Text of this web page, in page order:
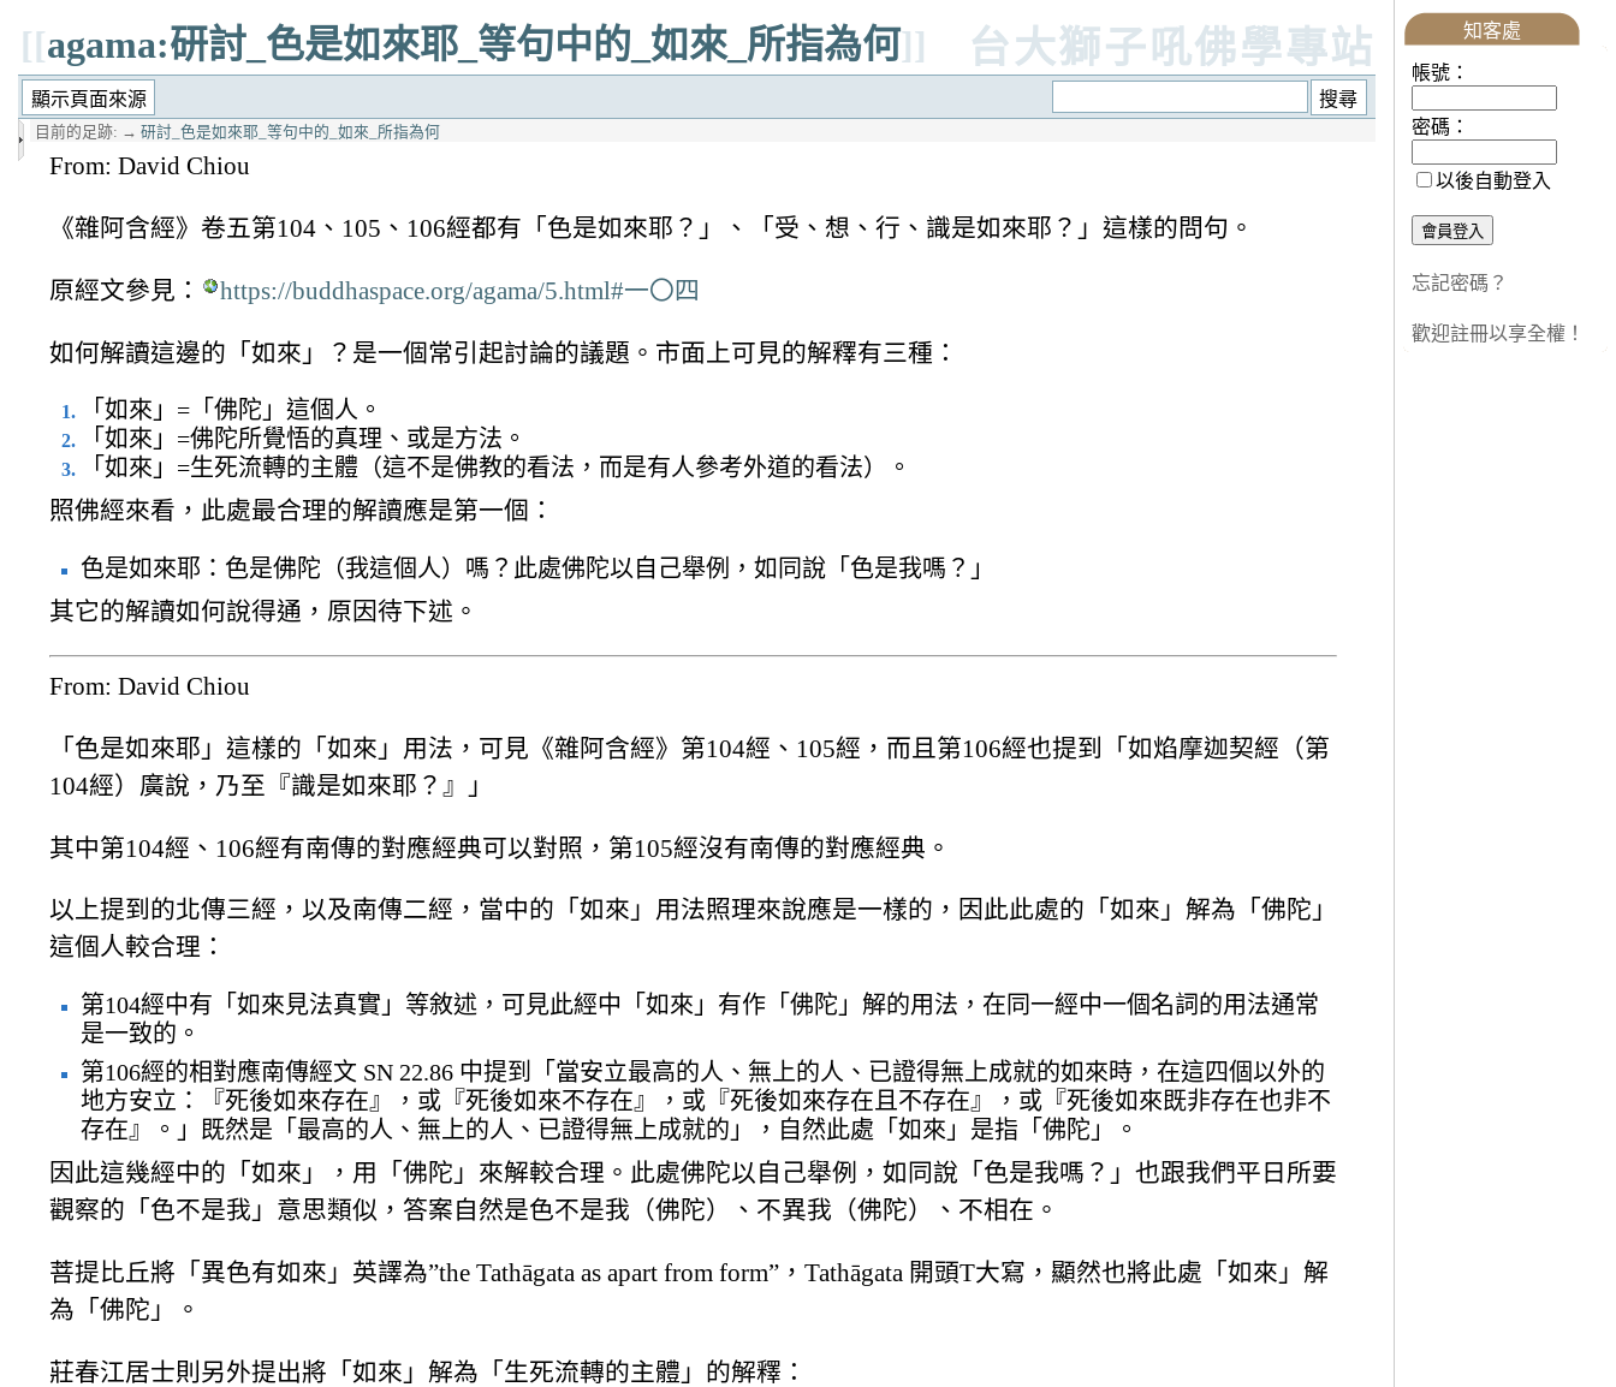
[[agama:研討_色是如來耶_等句中的_如來_所指為何]] 台大獅子吼佛學專站
目前的足跡: → 研討_色是如來耶_等句中的_如來_所指為何
From: David Chiou
《雜阿含經》卷五第104、105、106經都有「色是如來耶？」、「受、想、行、識是如來耶？」這樣的問句。
原經文參見： https://buddhaspace.org/agama/5.html#一〇四
如何解讀這邊的「如來」？是一個常引起討論的議題。市面上可見的解釋有三種：
「如來」=「佛陀」這個人。
「如來」=佛陀所覺悟的真理、或是方法。
「如來」=生死流轉的主體（這不是佛教的看法，而是有人參考外道的看法）。
照佛經來看，此處最合理的解讀應是第一個：
色是如來耶：色是佛陀（我這個人）嗎？此處佛陀以自己舉例，如同說「色是我嗎？」
其它的解讀如何說得通，原因待下述。
From: David Chiou
「色是如來耶」這樣的「如來」用法，可見《雜阿含經》第104經、105經，而且第106經也提到「如焰摩迦契經（第
104經）廣說，乃至『識是如來耶？』」
其中第104經、106經有南傳的對應經典可以對照，第105經沒有南傳的對應經典。
以上提到的北傳三經，以及南傳二經，當中的「如來」用法照理來說應是一樣的，因此此處的「如來」解為「佛陀」
這個人較合理：
第104經中有「如來見法真實」等敘述，可見此經中「如來」有作「佛陀」解的用法，在同一經中一個名詞的用法通常
是一致的。
第106經的相對應南傳經文 SN 22.86 中提到「當安立最高的人、無上的人、已證得無上成就的如來時，在這四個以外的
地方安立：『死後如來存在』，或『死後如來不存在』，或『死後如來存在且不存在』，或『死後如來既非存在也非不
存在』。」既然是「最高的人、無上的人、已證得無上成就的」，自然此處「如來」是指「佛陀」。
因此這幾經中的「如來」，用「佛陀」來解較合理。此處佛陀以自己舉例，如同說「色是我嗎？」也跟我們平日所要
觀察的「色不是我」意思類似，答案自然是色不是我（佛陀）、不異我（佛陀）、不相在。
菩提比丘將「異色有如來」英譯為”the Tathāgata as apart from form”，Tathāgata 開頭T大寫，顯然也將此處「如來」解
為「佛陀」。
莊春江居士則另外提出將「如來」解為「生死流轉的主體」的解釋：
知客處
帳號：
密碼：
以後自動登入
忘記密碼？
歡迎註冊以享全權！